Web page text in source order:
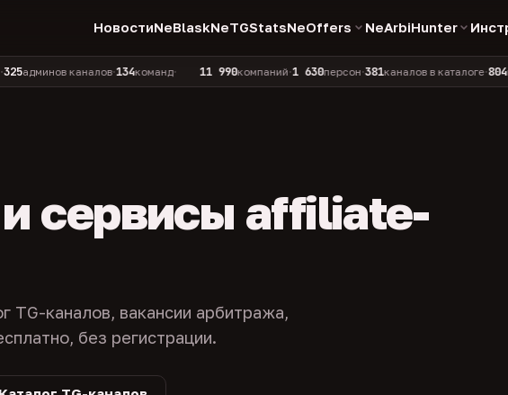
НовостиNeBlaskNeTGStatsNeOffers NeArbiHunter
каналов•134команд• 11 990 компаний•1 630персон•381каналов в каталоге•804
сервисы affiliate-
TG-каналов, вакансии арбитража,
без регистрации.